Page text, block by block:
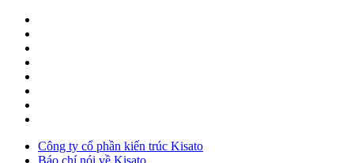
Công ty cổ phần kiến trúc Kisato
Báo chí nói về Kisato